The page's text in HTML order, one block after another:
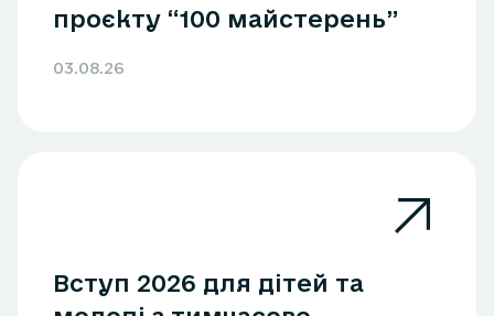
проєкту “100 майстерень”
03.08.26
Вступ 2026 для дітей та